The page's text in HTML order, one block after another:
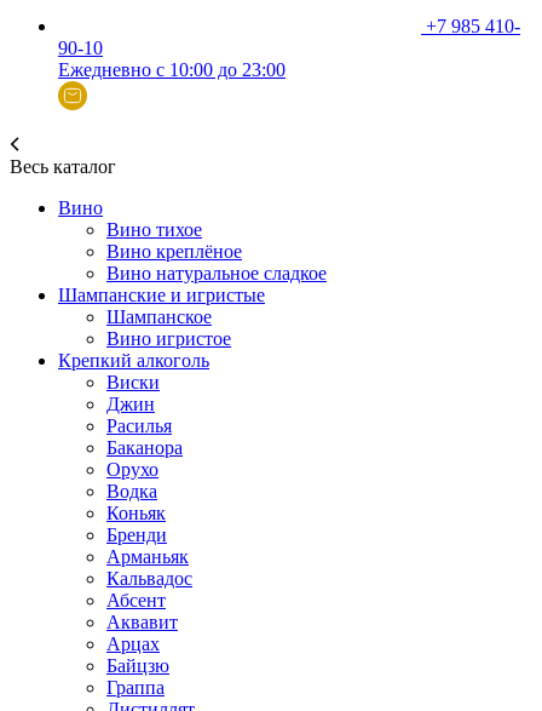
+7 985 410-
90-10
Ежедневно с 10:00 до 23:00
Весь каталог
Вино
Вино тихое
Вино креплёное
Вино натуральное сладкое
Шампанские и игристые
Шампанское
Вино игристое
Крепкий алкоголь
Виски
Джин
Расилья
Баканора
Орухо
Водка
Коньяк
Бренди
Арманьяк
Кальвадос
Абсент
Аквавит
Арцах
Байцзю
Граппа